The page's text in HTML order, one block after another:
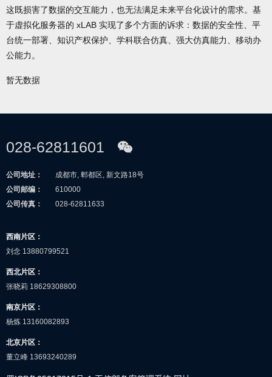
这既损害了数据的交互能力，也无法满足未来平台化设计的需求。基
于虚拟化服务器的 xLAB 实现了多个方面的诉求：数据的安全性、平
台统一部署、知识产权保护、学科联合仿真、强大仿真能力、移动办
公能力。
暂无数据
028-62811601
公司地址：
成都市, 郫都区, 新文路18号
公司邮编：
610000
公司传真：
028-62811633
西南片区：
刘念 13880799521
西北片区：
张晓莉 18629308800
南京片区：
杨炼 13160082893
北京片区：
董立峰 13693240289